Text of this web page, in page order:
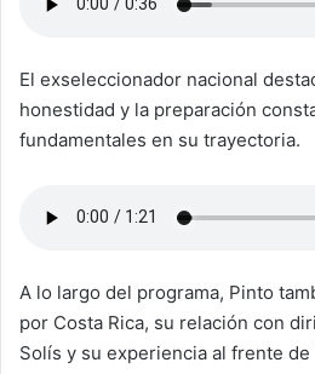
El exseleccionador nacional
honestidad y la preparación
fundamentales en su trayectoria.
A lo largo del programa, Pinto
por Costa Rica, su relación con
Solís y su experiencia al frente